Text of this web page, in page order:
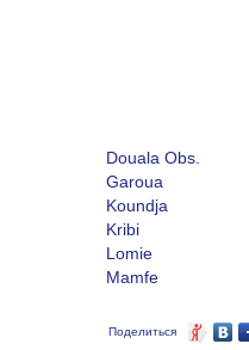
Douala Obs.
Garoua
Koundja
Kribi
Lomie
Mamfe
Поделиться